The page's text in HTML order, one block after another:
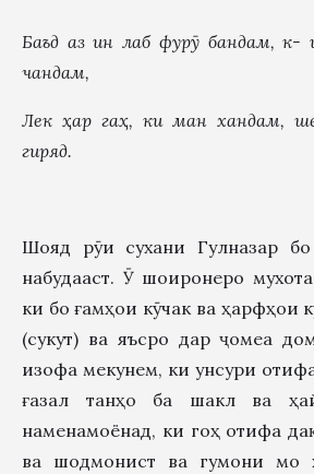
Баъд аз ин лаб фурӯбандам, к-
чандам,
Лек ҳар гаҳ, ки ман хандам,
гиряд.
Шояд рӯи сухани Гулназар
набудааст. Ӯ шоиронеро
ки бо ғамҳои кӯчак ва ҳарфҳои
(сукут) ва яъсро дар ҷомеа
изофа мекунем, ки унсури
ғазал танҳо ба шакл ва
наменамоёнад, ки гоҳ отифа
ва шодмонист ва гумони мо